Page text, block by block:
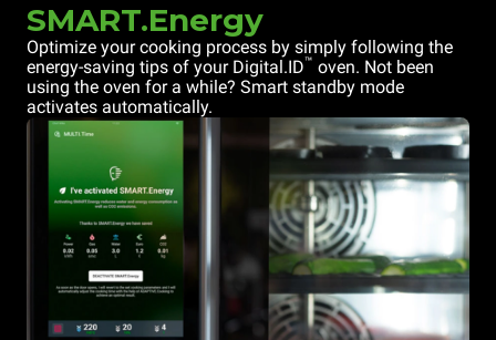
SMART.Energy
Optimize your cooking process by simply following the
energy-saving tips of your Digital.ID™ oven. Not been
using the oven for a while? Smart standby mode
activates automatically.